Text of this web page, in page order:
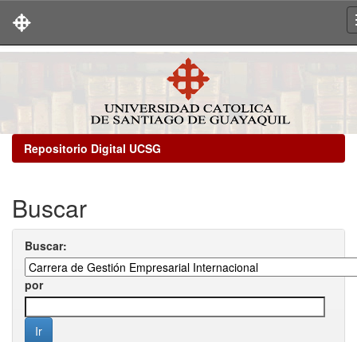
Repositorio Digital UCSG
Buscar
Buscar:
por